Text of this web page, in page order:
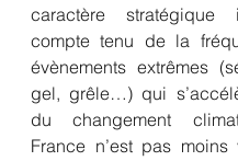
caractère stratégique
compte tenu de la
évènements extrêmes
gel, grêle…) qui
du changement
France n’est pas moins